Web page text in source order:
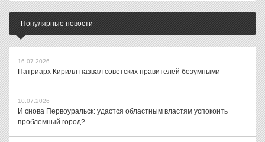
Популярные новости
16.07.2026
Патриарх Кирилл назвал советских правителей безумными
10.07.2026
И снова Первоуральск: удастся областным властям успокоить
проблемный город?